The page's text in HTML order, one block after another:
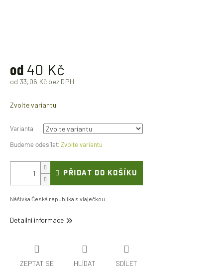
od 40 Kč
od 33,06 Kč bez DPH
cena:
Zvolte variantu
Varianta
Zvolte variantu
PŘIDAT DO KOŠÍKU
Nášivka Česká republika s vlaječkou.
Detailní informace
ZEPTAT SE HLÍDAT SDÍLET